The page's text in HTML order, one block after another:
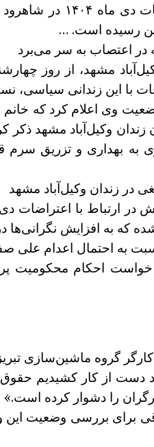
همچنین در روز ۲۶
با این زندانی سیاسی،
زندان وکیل‌آباد مشهد
به بهداری و تزریق
در زندان وکیل‌آباد مشهد
شهروند ساکن مشهد، از ۴۰
شده که به افزایش
به احتمال اعدام علی
خواست احکام محکومیت
را دشوار کرده است.»
برای بررسی وضعیت این